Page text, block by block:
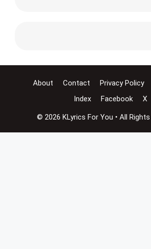
About Contact Privacy Policy
Index
Facebook X
© 2026 KLyrics For You • All